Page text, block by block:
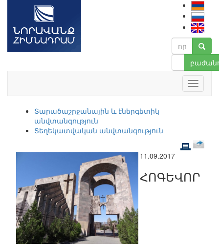
Տարածաշրջանային և էներգետիկ
անվտանգություն
Տեղեկատվական անվտանգություն
11.09.2017
ՀՈԳԵՎՈՐ